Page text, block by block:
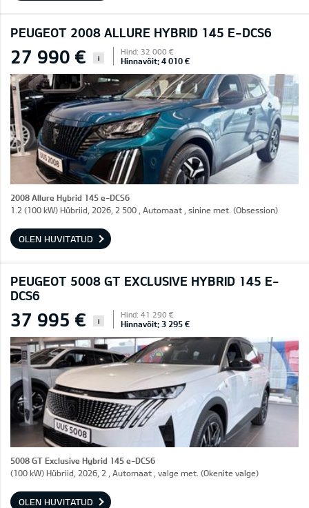
PEUGEOT 2008 ALLURE HYBRID 145 E-DCS6
27 990 € i
Hind: 32 000 €
Hinnavõit: 4 010 €
2008 Allure Hybrid 145 e-DCS6
1.2 (100 kW) Hübriid, 2026, 2 500 , Automaat , sinine met. (Obsession)
OLEN HUVITATUD
PEUGEOT 5008 GT EXCLUSIVE HYBRID 145 E-
DCS6
37 995 € i
Hind: 41 290 €
Hinnavõit: 3 295 €
5008 GT Exclusive Hybrid 145 e-DCS6
(100 kW) Hübriid, 2026, 2 , Automaat , valge met. (Okenite valge)
OLEN HUVITATUD